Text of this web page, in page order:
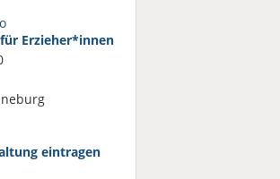
Erzieher*innen
eintragen